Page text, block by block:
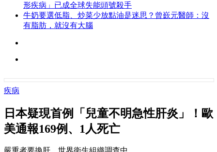
形疾病」已成全球失能頭號殺手
牛奶要選低脂、炒菜少放點油是迷思？曾嶔元醫師：沒
有脂肪，就沒有大腦
疾病
日本疑現首例「兒童不明急性肝炎」！歐
美通報169例、1人死亡